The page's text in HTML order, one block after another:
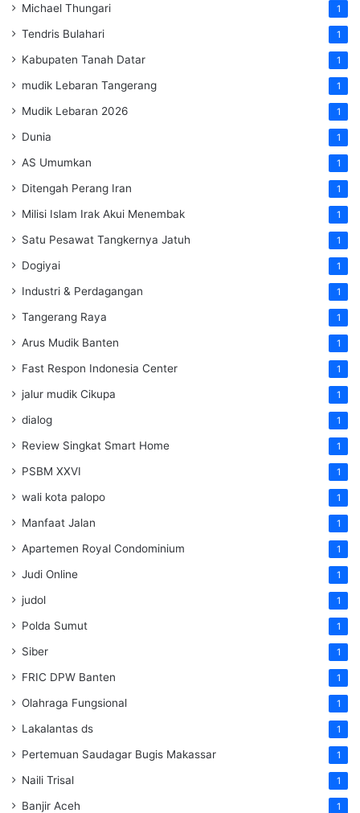
Michael Thungari 1
Tendris Bulahari 1
Kabupaten Tanah Datar 1
mudik Lebaran Tangerang 1
Mudik Lebaran 2026 1
Dunia 1
AS Umumkan 1
Ditengah Perang Iran 1
Milisi Islam Irak Akui Menembak 1
Satu Pesawat Tangkernya Jatuh 1
Dogiyai 1
Industri & Perdagangan 1
Tangerang Raya 1
Arus Mudik Banten 1
Fast Respon Indonesia Center 1
jalur mudik Cikupa 1
dialog 1
Review Singkat Smart Home 1
PSBM XXVI 1
wali kota palopo 1
Manfaat Jalan 1
Apartemen Royal Condominium 1
Judi Online 1
judol 1
Polda Sumut 1
Siber 1
FRIC DPW Banten 1
Olahraga Fungsional 1
Lakalantas ds 1
Pertemuan Saudagar Bugis Makassar 1
Naili Trisal 1
Banjir Aceh 1